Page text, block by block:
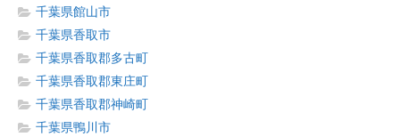
千葉県館山市
千葉県香取市
千葉県香取郡多古町
千葉県香取郡東庄町
千葉県香取郡神崎町
千葉県鴨川市